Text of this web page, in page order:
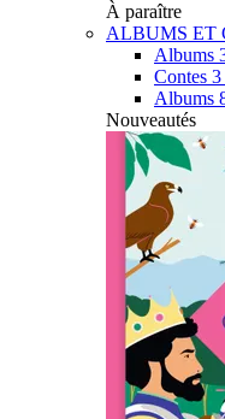
À paraître
ALBUMS ET
Albums
Contes
Albums
Nouveautés